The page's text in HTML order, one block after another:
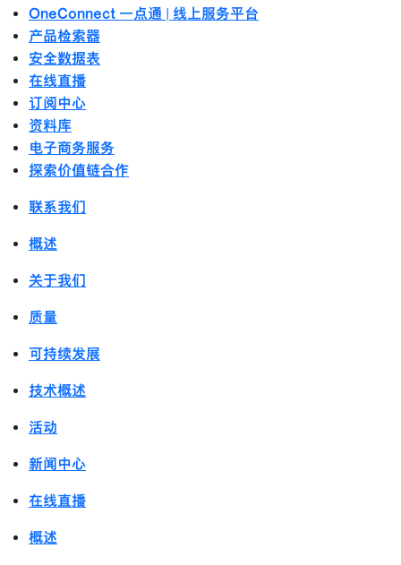
OneConnect 一点通 | 线上服务平台
产品检索器
安全数据表
在线直播
订阅中心
资料库
电子商务服务
探索价值链合作
联系我们
概述
关于我们
质量
可持续发展
技术概述
活动
新闻中心
在线直播
概述